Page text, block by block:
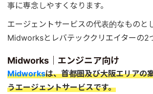
事に専念しやすくなります。
エージェントサービスの代表的なものと
Midworksとレバテッククリエイターの2
Midworks｜エンジニア向け
Midworksは、首都圏及び大阪エリアの
うエージェントサービスです。